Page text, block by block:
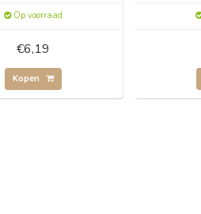
Op voorraad
€6,19
Kopen